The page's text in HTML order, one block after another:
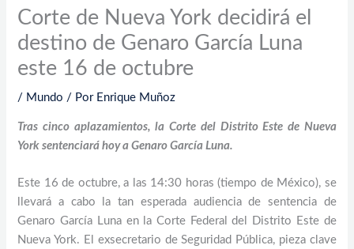
Corte de Nueva York decidirá el
destino de Genaro García Luna
este 16 de octubre
/ Mundo / Por Enrique Muñoz
Tras cinco aplazamientos, la Corte del Distrito Este de Nueva
York sentenciará hoy a Genaro García Luna.
Este 16 de octubre, a las 14:30 horas (tiempo de México), se
llevará a cabo la tan esperada audiencia de sentencia de
Genaro García Luna en la Corte Federal del Distrito Este de
Nueva York. El exsecretario de Seguridad Pública, pieza clave